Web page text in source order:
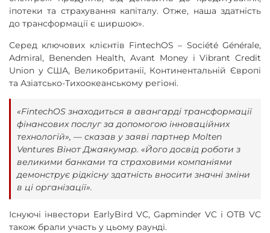
іпотеки та страхування капіталу. Отже, наша здатність
до трансформації є ширшою».
Серед ключових клієнтів FintechOS – Société Générale,
Admiral, Benenden Health, Avant Money і Vibrant Credit
Union у США, Великобританії, Континентальній Європі
та Азіатсько-Тихоокеанському регіоні.
«FintechOS знаходиться в авангарді трансформації
фінансових послуг за допомогою інноваційних
технологій», — сказав у заяві партнер Molten
Ventures Вінот Джаякумар. «Його досвід роботи з
великими банками та страховими компаніями
демонструє рідкісну здатність вносити значні зміни
в ці організації».
Існуючі інвестори EarlyBird VC, Gapminder VC і OTB VC
також брали участь у цьому раунді.